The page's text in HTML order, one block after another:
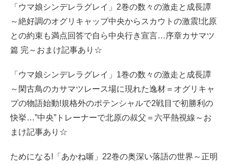
「ウマ娘シンデレラグレイ」2巻の数々の激走と成長譚
～絶好調のオグリキャップ中央からスカウトの激震!北原
との約束も満点回答で自ら中央行き宣言…序章カサマツ
篇 完～おまけ記事あり☆
「ウマ娘シンデレラグレイ」1巻の数々の激走と成長譚
～閑古鳥のカサマツレース場に現れた逸材＝オグリキャ
プの物語始動!規格外のポテンシャルで2戦目で初勝利の
快挙…”中央”トレーナーで北原の叔父＝六平熱視線～お
まけ記事あり☆
ためになる!「あかね噺」22巻の奥深い落語の世界～正明